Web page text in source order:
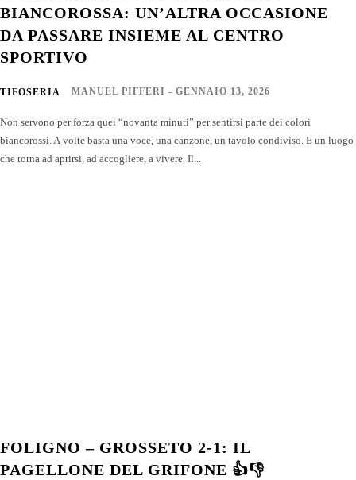
BIANCOROSSA: UN’ALTRA OCCASIONE
DA PASSARE INSIEME AL CENTRO
SPORTIVO
TIFOSERIA MANUEL PIFFERI - GENNAIO 13, 2026
Non servono per forza quei “novanta minuti” per sentirsi parte dei colori
biancorossi. A volte basta una voce, una canzone, un tavolo condiviso. E un luogo
che torna ad aprirsi, ad accogliere, a vivere. Il...
FOLIGNO – GROSSETO 2-1: IL
PAGELLONE DEL GRIFONE 👍👎